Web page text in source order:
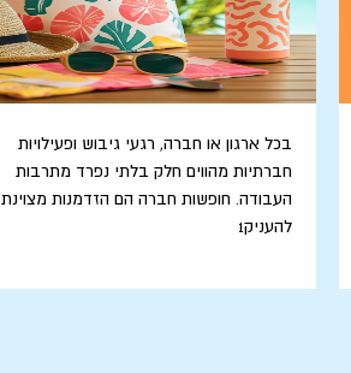
בכל ארגון או חברה, רגעי גיבוש ופעילויות
חברתיות מהווים חלק בלתי נפרד מתרבות
העבודה. חופשות חברה הם הזדמנות מצוינת
להעניק1